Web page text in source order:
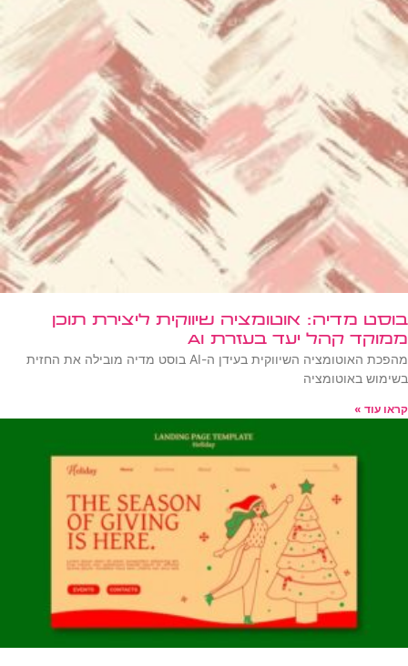
בוסט מדיה: אוטומציה שיווקית ליצירת תוכן
ממוקד קהל יעד בעזרת AI
מהפכת האוטומציה השיווקית בעידן ה-AI בוסט מדיה מובילה את החזית
בשימוש באוטומציה
קראו עוד »